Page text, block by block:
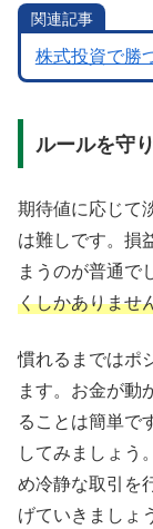
関連記事
株式投資で勝
ルールを守
期待値に応じて
は難しです。損
まうのが普通で
くしかありませ
慣れるまではポ
ます。お金が動
ることは簡単で
してみましょう
め冷静な取引を
げていきましょ